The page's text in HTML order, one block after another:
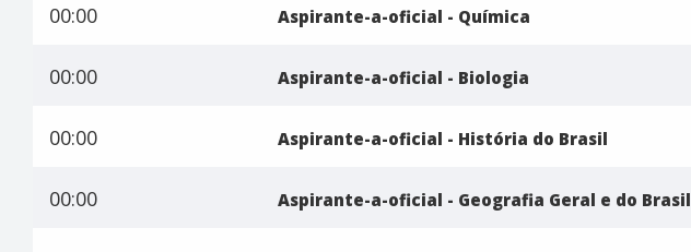
00:00 Aspirante-a-oficial - Química
00:00 Aspirante-a-oficial - Biologia
00:00 Aspirante-a-oficial - História do Brasil
00:00 Aspirante-a-oficial - Geografia Geral e do Brasil